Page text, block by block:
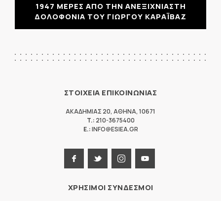
1947 ΜΕΡΕΣ ΑΠΟ ΤΗΝ ΑΝΕΞΙΧΝΙΑΣΤΗ
ΔΟΛΟΦΟΝΙΑ ΤΟΥ ΓΙΩΡΓΟΥ ΚΑΡΑΪΒΑΖ
ΣΤΟΙΧΕΙΑ ΕΠΙΚΟΙΝΩΝΙΑΣ
ΑΚΑΔΗΜΙΑΣ 20, ΑΘΗΝΑ, 10671
T.: 210-3675400
E.:INFO@ESIEA.GR
ΧΡΗΣΙΜΟΙ ΣΥΝΔΕΣΜΟΙ